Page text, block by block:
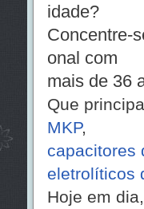
idade?
Concentre-
onal com
mais de 36
Que
MKP,
capacitores
eletrolíticos
Hoje em